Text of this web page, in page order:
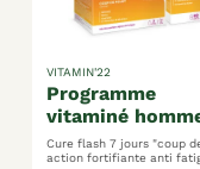
programme
vitaminé
VITAMIN'22
Cure flash 7 jours "coup
action fortifiante anti